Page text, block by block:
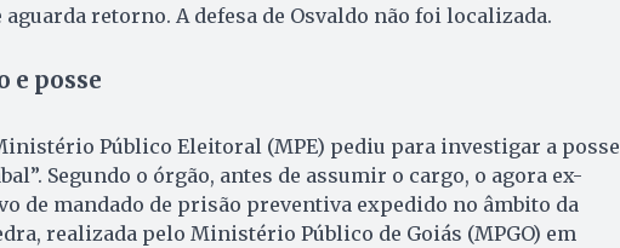
retorno. A defesa de Osvaldo não foi localizada.
e posse
Público Eleitoral (MPE) pediu para investigar a posse
Segundo o órgão, antes de assumir o cargo, o agora ex-
de mandado de prisão preventiva expedido no âmbito da
realizada pelo Ministério Público de Goiás (MPGO) em